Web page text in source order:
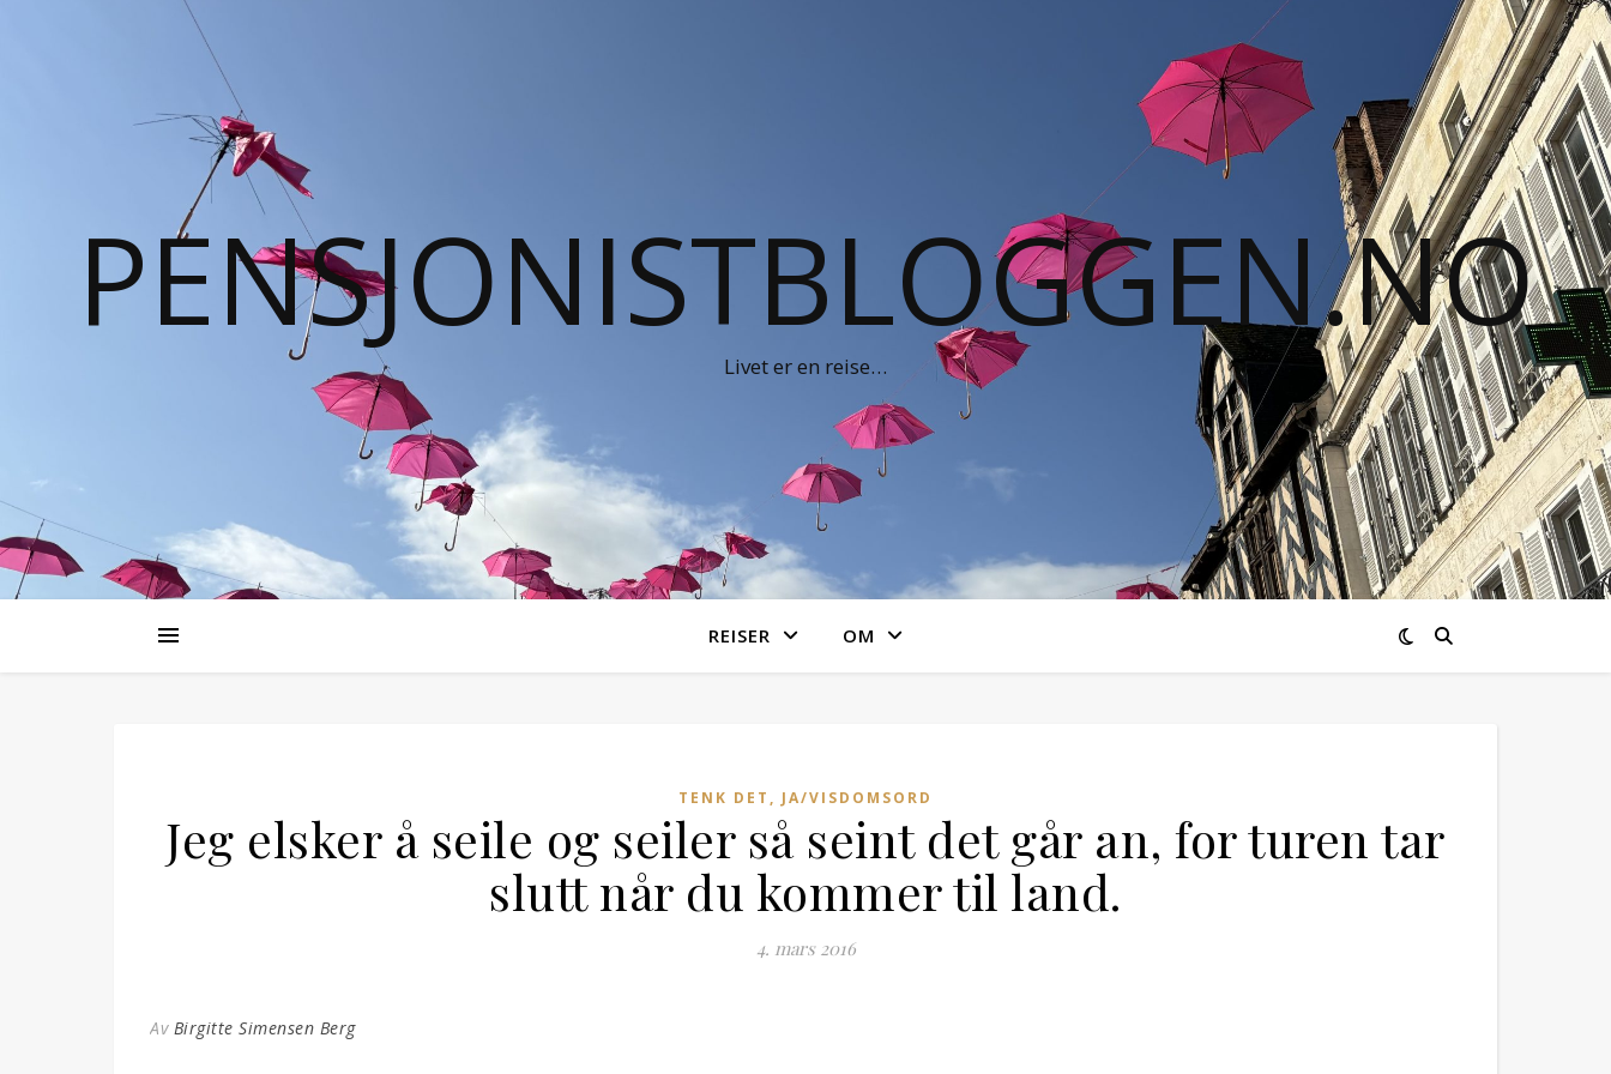
PENSJONISTBLOGGEN.NO
Livet er en reise…
REISER OM
TENK DET, JA/VISDOMSORD
Jeg elsker å seile og seiler så seint det går an, for turen tar
slutt når du kommer til land.
4. mars 2016
Av Birgitte Simensen Berg